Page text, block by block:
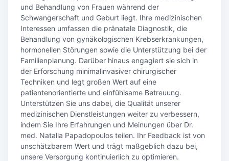
und Behandlung von Frauen während der
Schwangerschaft und Geburt liegt. Ihre medizinischen
Interessen umfassen die pränatale Diagnostik, die
Behandlung von gynäkologischen Krebserkrankungen,
hormonellen Störungen sowie die Unterstützung bei der
Familienplanung. Darüber hinaus engagiert sie sich in
der Erforschung minimalinvasiver chirurgischer
Techniken und legt großen Wert auf eine
patientenorientierte und einfühlsame Betreuung.
Unterstützen Sie uns dabei, die Qualität unserer
medizinischen Dienstleistungen weiter zu verbessern,
indem Sie Ihre Erfahrungen und Meinungen über Dr.
med. Natalia Papadopoulos teilen. Ihr Feedback ist von
unschätzbarem Wert und trägt maßgeblich dazu bei,
unsere Versorgung kontinuierlich zu optimieren.